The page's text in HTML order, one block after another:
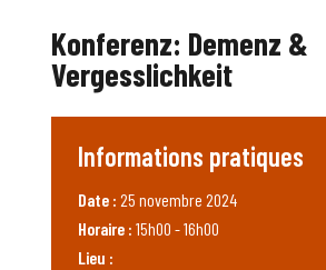
Konferenz: Demenz &
Vergesslichkeit
Informations pratiques
Date : 25 novembre 2024
Horaire : 15h00 - 16h00
Lieu :